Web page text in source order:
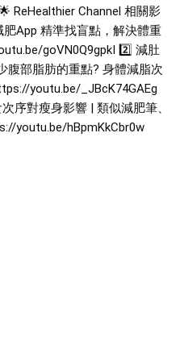
ReHealthier Channel 相關影
App 精準找盲點，解決體重
goVN0Q9gpkI 2️⃣ 減肚
腹部脂肪的重點? 身體減脂次
youtu.be/_JBcK74GAEg
序對瘦身影響 | 類似減肥筆、
youtu.be/hBpmKkCbr0w